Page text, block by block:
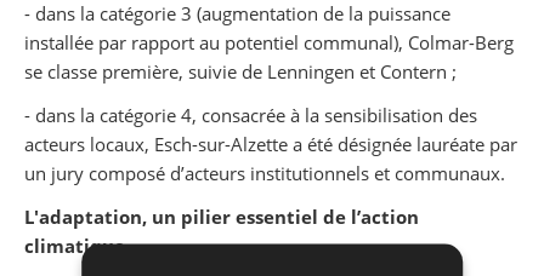
- dans la catégorie 3 (augmentation de la puissance
installée par rapport au potentiel communal), Colmar-Berg
se classe première, suivie de Lenningen et Contern ;
- dans la catégorie 4, consacrée à la sensibilisation des
acteurs locaux, Esch-sur-Alzette a été désignée lauréate par
un jury composé d’acteurs institutionnels et communaux.
L'adaptation, un pilier essentiel de l’action
climatique